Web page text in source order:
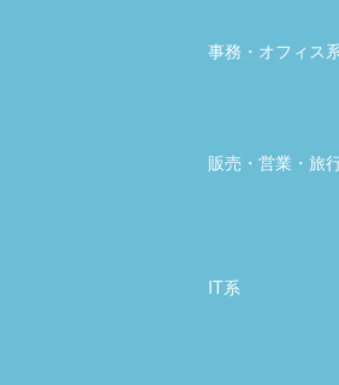
事務・オフィス
販売・営業・旅
IT系